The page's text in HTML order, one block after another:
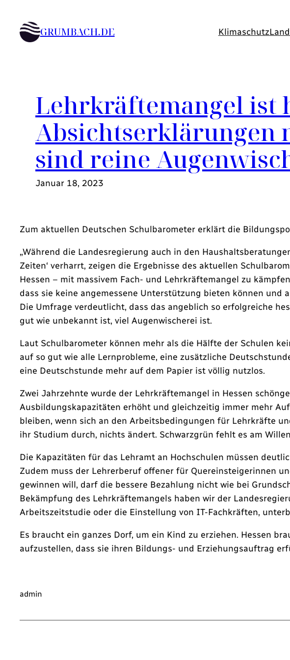
Inhalt
springenGRUMBACH.DE Klimaschutz
Lehrkräftemangel ist
Absichtserklärungen
sind reine
Januar 18, 2023
Zum aktuellen Deutschen Schulbarometer erklärt die
„Während die Landesregierung auch in den
Zeiten‘ verharrt, zeigen die Ergebnisse des aktuellen
Hessen – mit massivem Fach- und Lehrkräftemangel zu
dass sie keine angemessene Unterstützung bieten können
Die Umfrage verdeutlicht, dass das angeblich so erfolgreiche
gut wie unbekannt ist, viel Augenwischerei ist.
Laut Schulbarometer können mehr als die Hälfte der Schulen
auf so gut wie alle Lernprobleme, eine zusätzliche
eine Deutschstunde mehr auf dem Papier ist völlig nutzlos.
Zwei Jahrzehnte wurde der Lehrkräftemangel in Hessen
Ausbildungskapazitäten erhöht und gleichzeitig immer mehr
bleiben, wenn sich an den Arbeitsbedingungen für Lehrkräfte
ihr Studium durch, nichts ändert. Schwarzgrün fehlt es am
Die Kapazitäten für das Lehramt an Hochschulen müssen
Zudem muss der Lehrerberuf offener für Quereinsteigerinnen
gewinnen will, darf die bessere Bezahlung nicht wie bei
Bekämpfung des Lehrkräftemangels haben wir der
Arbeitszeitstudie oder die Einstellung von IT-Fachkräften,
Es braucht ein ganzes Dorf, um ein Kind zu erziehen. Hessen
aufzustellen, dass sie ihren Bildungs- und Erziehungsauftrag
admin